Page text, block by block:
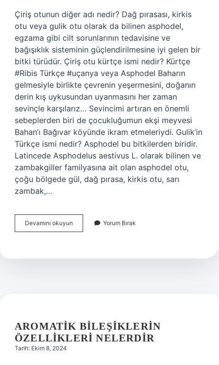
Çiriş otunun diğer adı nedir? Dağ pırasası, kirkis
otu veya gulik otu olarak da bilinen asphodel,
egzama gibi cilt sorunlarının tedavisine ve
bağışıklık sisteminin güçlendirilmesine iyi gelen bir
bitki türüdür. Çiriş otu kürtçe ismi nedir? Kürtçe
#Ribis Türkçe #uçanya veya Asphodel Baharın
gelmesiyle birlikte çevrenin yeşermesini, doğanın
derin kış uykusundan uyanmasını her zaman
sevinçle karşılarız… Sevincimi artıran en önemli
sebeplerden biri de çocukluğumun ekşi meyvesi
Bahan’ı Bağıvar köyünde ikram etmeleriydi. Gulik’in
Türkçe ismi nedir? Asphodel bu bitkilerden biridir.
Latincede Asphodelus aestivus L. olarak bilinen ve
zambakgiller familyasına ait olan asphodel otu,
çoğu bölgede gül, dağ pırasa, kirkis otu, sarı
zambak,…
Devamını okuyun
Otu
Yorum Bırak
AROMATIK BILEŞIKLERIN
ÖZELLIKLERI NELERDIR
Tarih: Ekim 8, 2024